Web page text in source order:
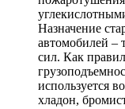
Назначение
автомобилей –
сил. Как
используется
хладон,